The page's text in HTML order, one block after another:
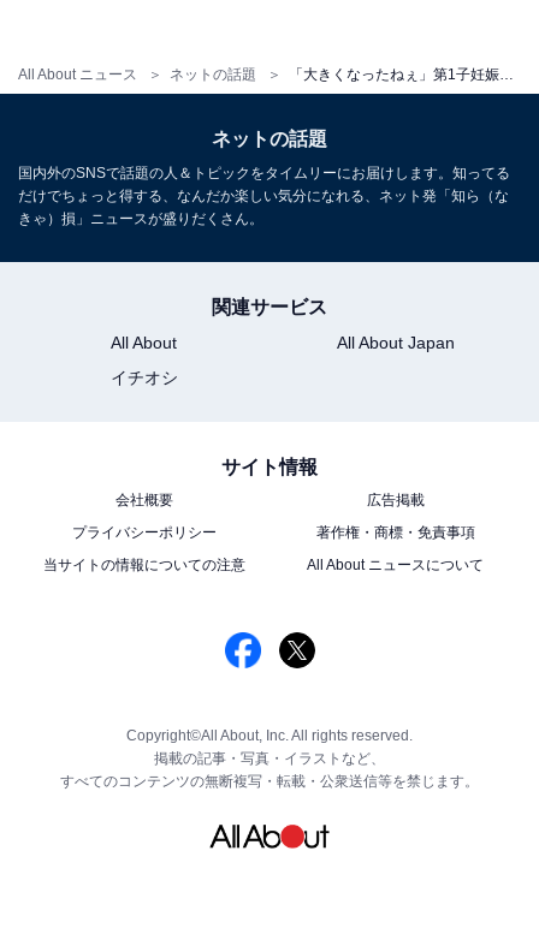
All About ニュース ネットの話題
ネットの話題
国内外のSNSで話題の人＆トピックをタイムリーにお届けします。知ってる
だけでちょっと得する、なんだか楽しい気分になれる、ネット発「知ら（な
きゃ）損」ニュースが盛りだくさん。
関連サービス
All About
All About Japan
イチオシ
サイト情報
会社概要
広告掲載
プライバシーポリシー
著作権・商標・免責事項
当サイトの情報についての注意
All About ニュースについて
Copyright©All About, Inc. All rights reserved.
掲載の記事・写真・イラストなど、
すべてのコンテンツの無断複写・転載・公衆送信等を禁じます。